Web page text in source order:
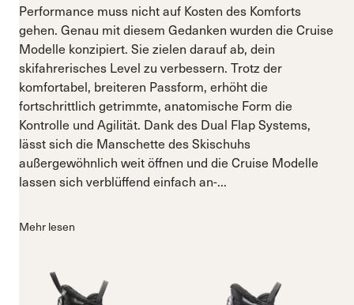
Performance muss nicht auf Kosten des Komforts
gehen. Genau mit diesem Gedanken wurden die Cruise
Modelle konzipiert. Sie zielen darauf ab, dein
skifahrerisches Level zu verbessern. Trotz der
komfortabel, breiteren Passform, erhöht die
fortschrittlich getrimmte, anatomische Form die
Kontrolle und Agilität. Dank des Dual Flap Systems,
lässt sich die Manschette des Skischuhs
außergewöhnlich weit öffnen und die Cruise Modelle
lassen sich verblüffend einfach an-...
Mehr lesen